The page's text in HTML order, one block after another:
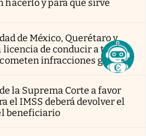
hacerlo y para qué sirve
de México, Querétaro y
de conducir a todos
infracciones graves
la Suprema Corte a favor
el IMSS deberá devolver el
beneficiario